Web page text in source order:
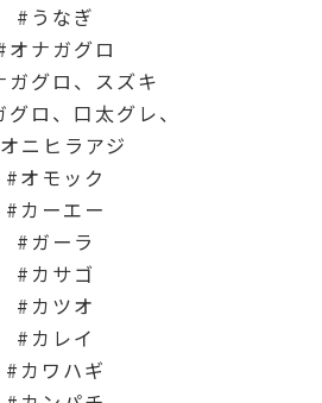
うなぎ
オナガグロ
ガグロ、スズキ
グロ、口太グレ、
オニヒラアジ
オモック
カーエー
ガーラ
カサゴ
カツオ
カレイ
カワハギ